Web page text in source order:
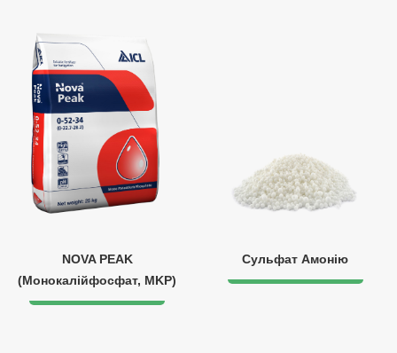
NOVA PEAK
(Монокалійфосфат, MKP)
Сульфат Амонію